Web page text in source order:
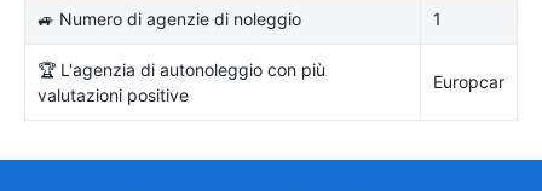
🚙 Numero di agenzie di noleggio 1
🏆 L'agenzia di autonoleggio con più
valutazioni positive
Europcar